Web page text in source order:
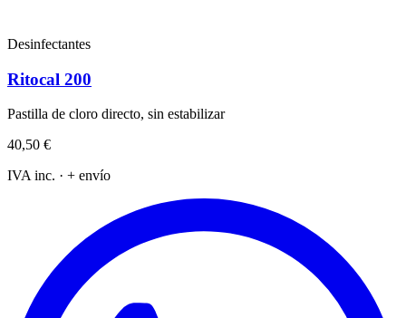
Desinfectantes
Ritocal 200
Pastilla de cloro directo, sin estabilizar
40,50 €
IVA inc. · + envío